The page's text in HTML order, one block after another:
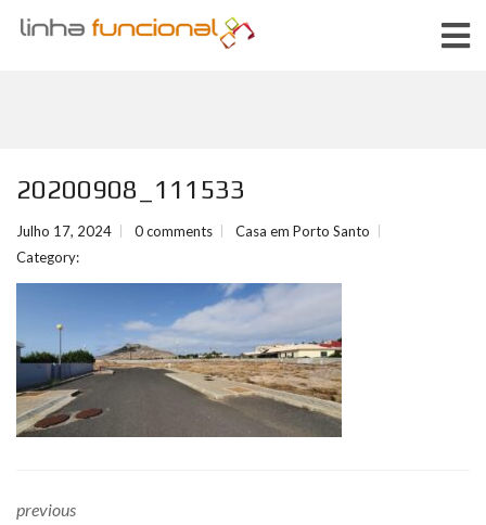
20200908_111533
Julho 17, 2024 0 comments
Casa em Porto Santo
Category:
previous